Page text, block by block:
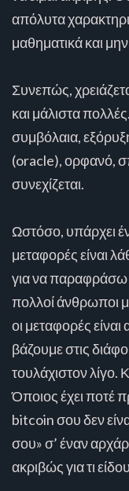
απόλυτα
μαθηματικά και
Συνεπώς,
και μάλιστα
συμβόλαια,
(oracle), ορφανό,
συνεχίζεται.
Ωστόσο, υπάρχει
μεταφορές είναι
για να παραφράσω
πολλοί άνθρωποι
οι μεταφορές
βάζουμε στις
τουλάχιστον λίγο.
Όποιος έχει ποτέ
bitcoin σου δεν
σου» σ’ έναν
ακριβώς για τι